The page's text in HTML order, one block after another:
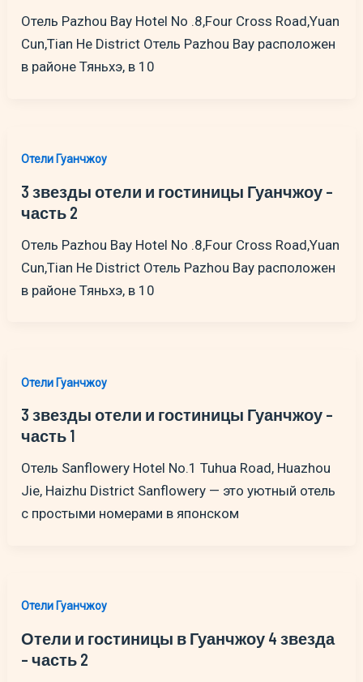
Отель Pazhou Bay Hotel No .8,Four Cross Road,Yuan
Cun,Tian He District Отель Pazhou Bay расположен
в районе Тяньхэ, в 10
Отели Гуанчжоу
3 звезды отели и гостиницы Гуанчжоу –
часть 2
Отель Pazhou Bay Hotel No .8,Four Cross Road,Yuan
Cun,Tian He District Отель Pazhou Bay расположен
в районе Тяньхэ, в 10
Отели Гуанчжоу
3 звезды отели и гостиницы Гуанчжоу –
часть 1
Отель Sanflowery Hotel No.1 Tuhua Road, Huazhou
Jie, Haizhu District Sanflowery — это уютный отель
с простыми номерами в японском
Отели Гуанчжоу
Отели и гостиницы в Гуанчжоу 4 звезда
– часть 2